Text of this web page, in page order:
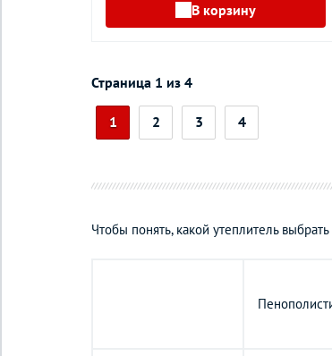
В корзину
Страница 1 из 4
1 2 3 4
Чтобы понять, какой утеплитель